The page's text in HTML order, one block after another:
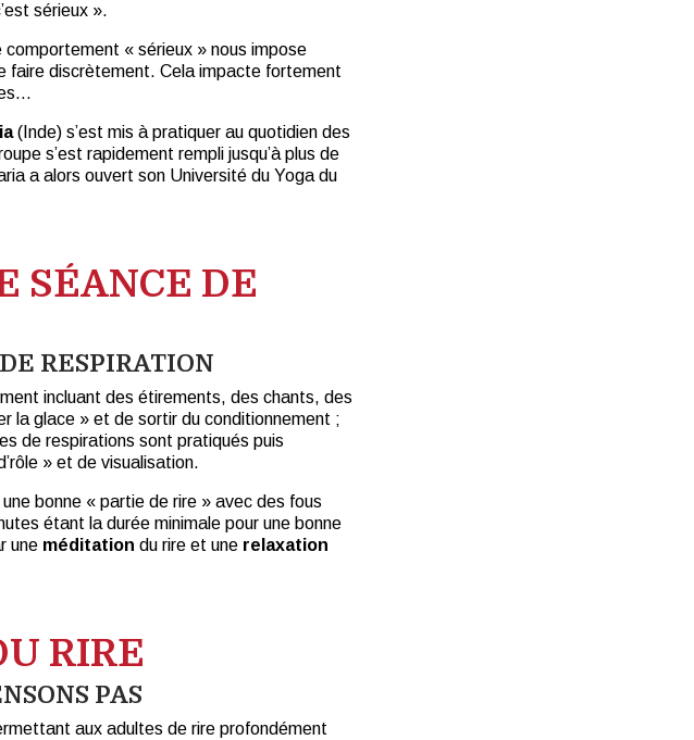
sérieux ».
comportement « sérieux » nous impose
faire discrètement. Cela impacte fortement
(Inde) s’est mis à pratiquer au quotidien des
s’est rapidement rempli jusqu’à plus de
a alors ouvert son Université du Yoga du
SÉANCE DE
RESPIRATION
incluant des étirements, des chants, des
la glace » et de sortir du conditionnement ;
de respirations sont pratiqués puis
» et de visualisation.
bonne « partie de rire » avec des fous
étant la durée minimale pour une bonne
une méditation du rire et une relaxation
RIRE
PAS
aux adultes de rire profondément